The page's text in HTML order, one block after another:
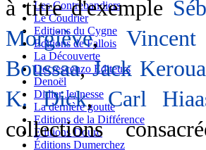
Les Contrebandiers
Le Coudrier
Editions du Cygne
Editions de Fallois
La Découverte
Decrescenzo Editeurs
Denoël
Didier Jeunesse
La dernière goutte
Editions de la Différence
Editions Douro
Éditions Dumerchez
à titre d'exemple
Morgiève,
Boussaa,Jack
K. Dick,Carl
collections